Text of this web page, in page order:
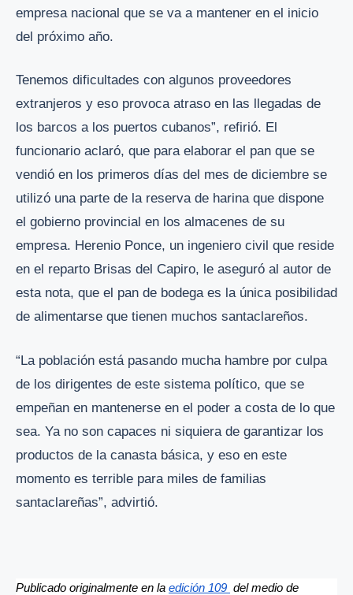
empresa nacional que se va a mantener en el inicio
del próximo año.
Tenemos dificultades con algunos proveedores
extranjeros y eso provoca atraso en las llegadas de
los barcos a los puertos cubanos”, refirió. El
funcionario aclaró, que para elaborar el pan que se
vendió en los primeros días del mes de diciembre se
utilizó una parte de la reserva de harina que dispone
el gobierno provincial en los almacenes de su
empresa. Herenio Ponce, un ingeniero civil que reside
en el reparto Brisas del Capiro, le aseguró al autor de
esta nota, que el pan de bodega es la única posibilidad
de alimentarse que tienen muchos santaclareños.
“La población está pasando mucha hambre por culpa
de los dirigentes de este sistema político, que se
empeñan en mantenerse en el poder a costa de lo que
sea. Ya no son capaces ni siquiera de garantizar los
productos de la canasta básica, y eso en este
momento es terrible para miles de familias
santaclareñas”, advirtió.
Publicado originalmente en la edición 109 del medio de